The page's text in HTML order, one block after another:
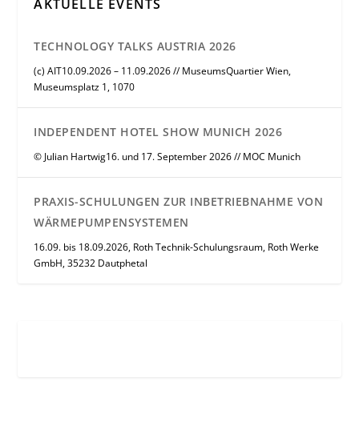
AKTUELLE EVENTS
TECHNOLOGY TALKS AUSTRIA 2026
(c) AIT10.09.2026 – 11.09.2026 // MuseumsQuartier Wien,
Museumsplatz 1, 1070
INDEPENDENT HOTEL SHOW MUNICH 2026
© Julian Hartwig16. und 17. September 2026 // MOC Munich
PRAXIS-SCHULUNGEN ZUR INBETRIEBNAHME VON
WÄRMEPUMPENSYSTEMEN
16.09. bis 18.09.2026, Roth Technik-Schulungsraum, Roth Werke
GmbH, 35232 Dautphetal